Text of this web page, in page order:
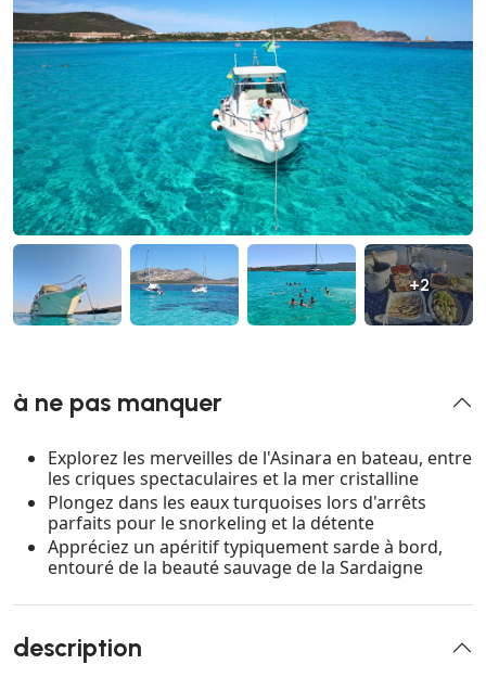
+2
à ne pas manquer
Explorez les merveilles de l'Asinara en bateau, entre
les criques spectaculaires et la mer cristalline
Plongez dans les eaux turquoises lors d'arrêts
parfaits pour le snorkeling et la détente
Appréciez un apéritif typiquement sarde à bord,
entouré de la beauté sauvage de la Sardaigne
description